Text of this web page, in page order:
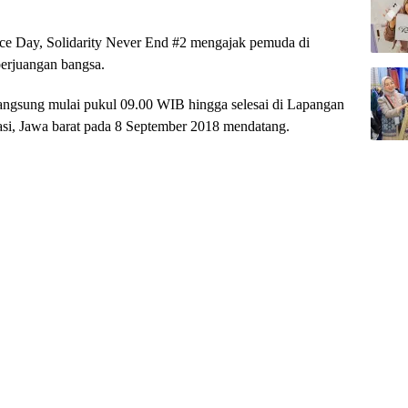
Day, Solidarity Never End #2 mengajak pemuda di
bangsa.
mulai pukul 09.00 WIB hingga selesai di Lapangan
Jawa barat pada 8 September 2018 mendatang.